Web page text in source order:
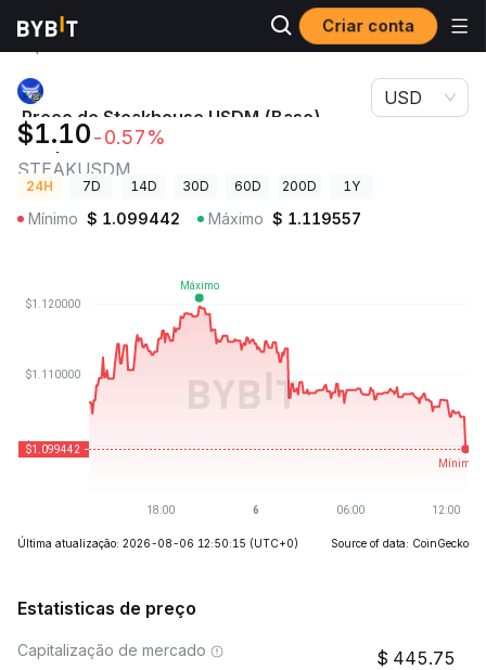
Criar conta
Preços de
Preço de Steakhouse USDM (Base) Morpho
Preço de Steakhouse USDM (Base)
Morpho Vault
STEAKUSDM
$1.10-0.57%
USD
24H 7D 14D 30D 60D 200D 1Y
Mínimo $ 1.099442 Máximo $ 1.119557
Última atualização: 2026-08-06 12:50:15 (UTC+0) Source of data: CoinGecko
Estatisticas de preço
Capitalização de mercado 445.75